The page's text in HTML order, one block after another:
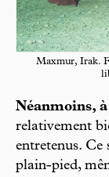
Maxmur, Irak.
Néanmoins,
relativement
entretenus. Ce
plain-pied,